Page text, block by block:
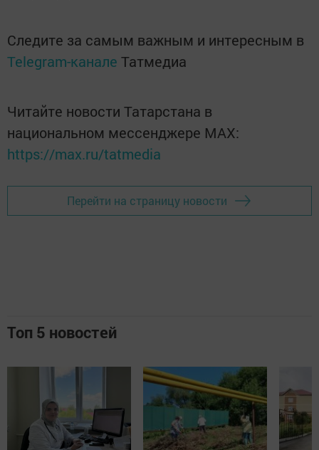
Следите за самым важным и интересным в
Telegram-канале Татмедиа
Читайте новости Татарстана в
национальном мессенджере MАХ:
https://max.ru/tatmedia
Перейти на страницу новости
Топ 5 новостей